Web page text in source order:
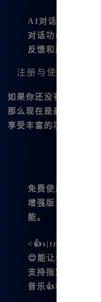
AI对话功能
：平
对话功👍能，让
反馈和建议，提
注册与使用优惠
如果你还没有体验过
那么现在是最好的时
享受丰富的功能，还能
免费使用
：注册
增强版，以及超
能。
<👍s|trong>音乐
😊能让你能够根
支持指定歌词和
音乐👍和情书歌词